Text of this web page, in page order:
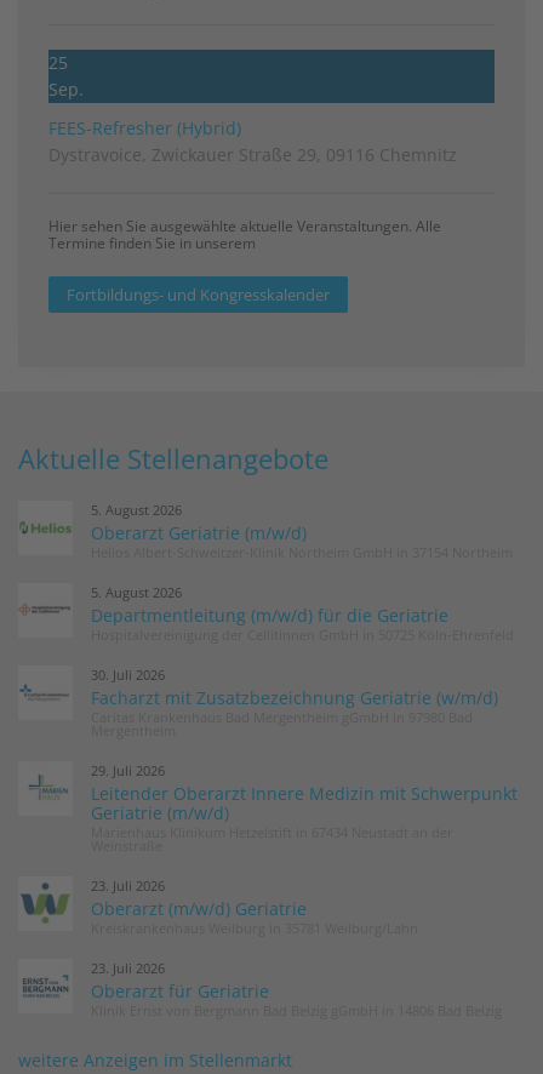
25
Sep.
FEES-Refresher (Hybrid)
Dystravoice, Zwickauer Straße 29, 09116 Chemnitz
Hier sehen Sie ausgewählte aktuelle Veranstaltungen. Alle
Termine finden Sie in unserem
Fortbildungs- und Kongresskalender
Aktuelle Stellenangebote
5. August 2026
Oberarzt Geriatrie (m/w/d)
5. August 2026
Departmentleitung (m/w/d) für die Geriatrie
30. Juli 2026
Facharzt mit Zusatzbezeichnung Geriatrie (w/m/d)
29. Juli 2026
Leitender Oberarzt Innere Medizin mit Schwerpunkt
Geriatrie (m/w/d)
23. Juli 2026
Oberarzt (m/w/d) Geriatrie
23. Juli 2026
Oberarzt für Geriatrie
weitere Anzeigen im Stellenmarkt